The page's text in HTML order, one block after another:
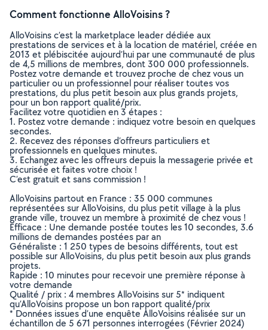
Comment fonctionne AlloVoisins ?
AlloVoisins c’est la marketplace leader dédiée aux
prestations de services et à la location de matériel, créée en
2013 et plébiscitée aujourd’hui par une communauté de plus
de 4,5 millions de membres, dont 300 000 professionnels.
Postez votre demande et trouvez proche de chez vous un
particulier ou un professionnel pour réaliser toutes vos
prestations, du plus petit besoin aux plus grands projets,
pour un bon rapport qualité/prix.
Facilitez votre quotidien en 3 étapes :
1. Postez votre demande : indiquez votre besoin en quelques
secondes.
2. Recevez des réponses d’offreurs particuliers et
professionnels en quelques minutes.
3. Echangez avec les offreurs depuis la messagerie privée et
sécurisée et faites votre choix !
C’est gratuit et sans commission !
AlloVoisins partout en France : 35 000 communes
représentées sur AlloVoisins, du plus petit village à la plus
grande ville, trouvez un membre à proximité de chez vous !
Efficace : Une demande postée toutes les 10 secondes, 3.6
millions de demandes postées par an
Généraliste : 1 250 types de besoins différents, tout est
possible sur AlloVoisins, du plus petit besoin aux plus grands
projets.
Rapide : 10 minutes pour recevoir une première réponse à
votre demande
Qualité / prix : 4 membres AlloVoisins sur 5* indiquent
qu’AlloVoisins propose un bon rapport qualité/prix
* Données issues d’une enquête AlloVoisins réalisée sur un
échantillon de 5 671 personnes interrogées (Février 2024)